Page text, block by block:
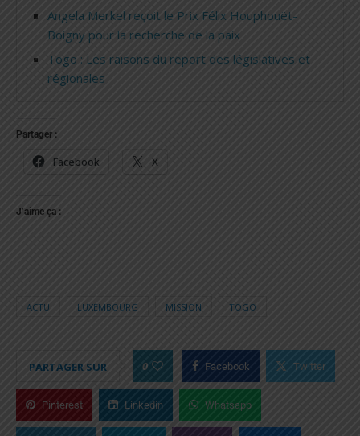
Angela Merkel reçoit le Prix Félix Houphouët-
Boigny pour la recherche de la paix
Togo : Les raisons du report des législatives et
régionales
Partager :
Facebook X
J’aime ça :
ACTU LUXEMBOURG MISSION TOGO
PARTAGER SUR 0 Facebook Twitter
Pinterest Linkedin Whatsapp